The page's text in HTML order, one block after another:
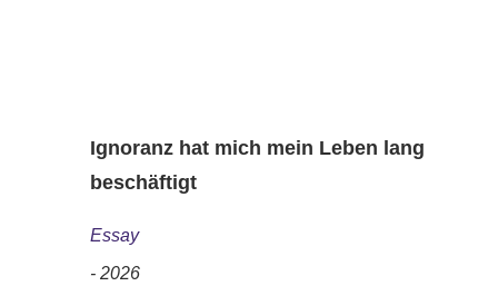
Ignoranz hat mich mein Leben lang
beschäftigt
Essay
- 2026